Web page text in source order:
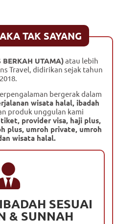
TAK SAYANG
BERKAH UTAMA)atau lebih
Travel, didirikan sejak tahun
2018.
bergerak dalam
wisata halal, ibadah
produk unggulan kami
provider visa, haji plus,
plus, umroh private, umroh
wisata halal.
SESUAI
& SUNNAH